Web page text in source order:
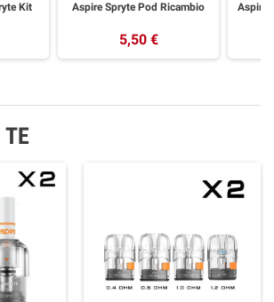
Kit Aspire Spryte Pod Ricambio
5,50 €
Aspire